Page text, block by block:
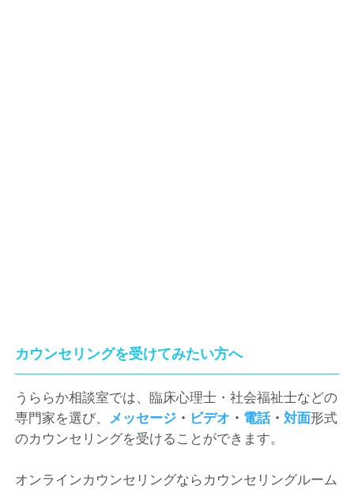
カウンセリングを受けてみたい方へ
うららか相談室では、臨床心理士・社会福祉士などの
専門家を選び、 メッセージ ・ ビデオ ・ 電話・対面形式
のカウンセリングを受けることができます。
オンラインカウンセリングならカウンセリングルーム